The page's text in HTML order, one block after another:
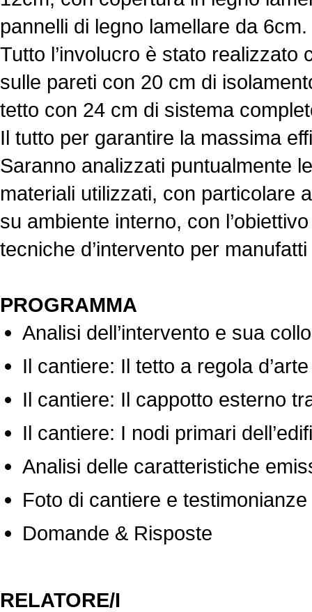
pannelli di legno lamellare da 6cm.
Tutto l’involucro è stato
sulle pareti con 20 cm di
tetto con 24 cm di sistema
Il tutto per garantire la massima
Saranno analizzati puntualmente
materiali utilizzati, con particolare
su ambiente interno, con
tecniche d’intervento per
PROGRAMMA
Analisi dell’intervento e sua
Il cantiere: Il tetto a regola
Il cantiere: Il cappotto esterno
Il cantiere: I nodi primari
Analisi delle caratteristiche
Foto di cantiere e testimonianze
Domande & Risposte
RELATORE/I